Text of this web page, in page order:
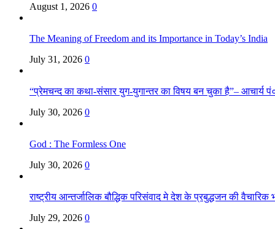
August 1, 2026 0
The Meaning of Freedom and its Importance in Today’s India
July 31, 2026 0
“प्रेमचन्द का कथा-संसार युग-युगान्तर का विषय बन चुका है”– आचार्य
July 30, 2026 0
God : The Formless One
July 30, 2026 0
राष्ट्रीय आन्तर्जालिक बौद्धिक परिसंवाद मे देश के प्रबुद्धजन की वैचारिक
July 29, 2026 0